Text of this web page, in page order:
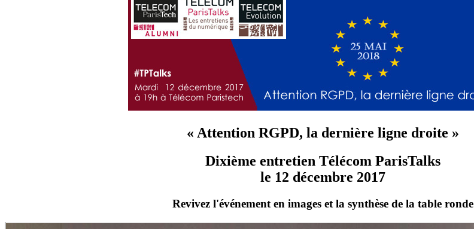
« Attention RGPD, la dernière ligne droite »
Dixième entretien Télécom ParisTalks
le 12 décembre 2017
Revivez l'événement en images et la synthèse de la table ronde